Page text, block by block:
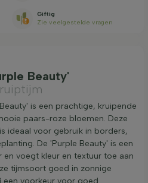
Giftig
Zie veelgestelde vragen
Beauty'
is een prachtige, kruipende
paars-roze bloemen. Deze
ideaal voor gebruik in borders,
De 'Purple Beauty' is een
voegt kleur en textuur toe aan
tijmsoort goed in zonnige
een voorkeur voor goed